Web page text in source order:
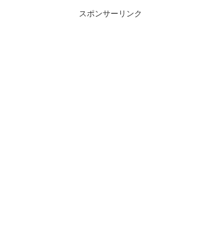
スポンサーリンク